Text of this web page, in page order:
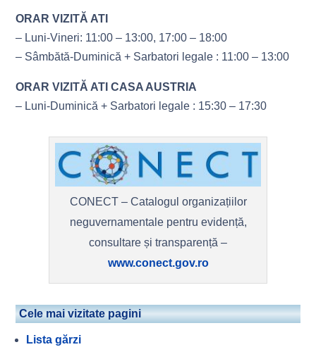
ORAR VIZITĂ ATI
– Luni-Vineri: 11:00 – 13:00, 17:00 – 18:00
– Sâmbătă-Duminică + Sarbatori legale : 11:00 – 13:00
ORAR VIZITĂ ATI CASA AUSTRIA
– Luni-Duminică + Sarbatori legale : 15:30 – 17:30
CONECT – Catalogul organizațiilor
neguvernamentale pentru evidență,
consultare și transparență –
www.conect.gov.ro
Cele mai vizitate pagini
Lista gărzi